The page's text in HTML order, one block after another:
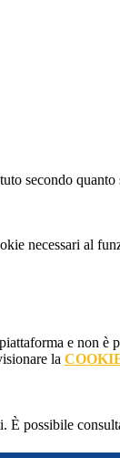
secondo
necessari al
e non è
la
È possibile